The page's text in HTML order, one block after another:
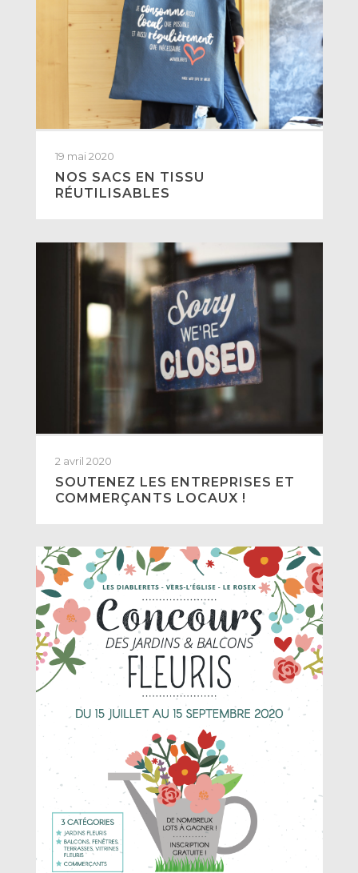
19 mai 2020
NOS SACS EN TISSU
RÉUTILISABLES
2 avril 2020
SOUTENEZ LES ENTREPRISES ET
COMMERÇANTS LOCAUX !